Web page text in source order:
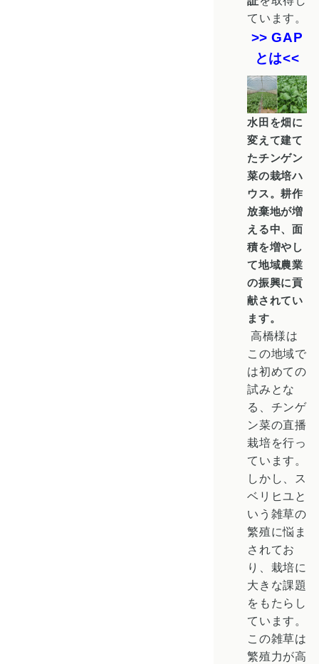
ています。
>> GAP
とは<<
水田を畑に
変えて建て
たチンゲン
菜の栽培ハ
ウス。耕作
放棄地が増
える中、面
積を増やし
て地域農業
の振興に貢
献されてい
ます。
高橋様は
この地域で
は初めての
試みとな
る、チンゲ
ン菜の直播
栽培を行っ
ています。
しかし、
ス
ベリヒユ と
いう雑草の
繁殖に悩ま
されてお
り、栽培に
大きな課題
をもたらし
ています。
この雑草は
繁殖力が高